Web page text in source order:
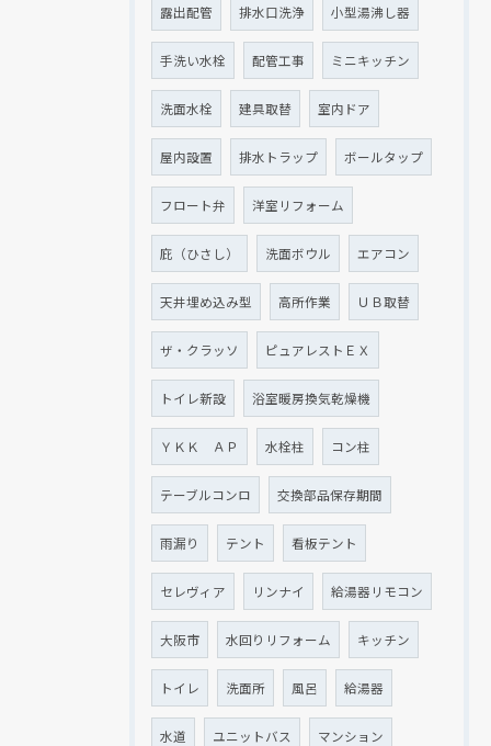
露出配管 排水口洗浄 小型湯沸し器
手洗い水栓 配管工事 ミニキッチン
洗面水栓 建具取替 室内ドア
屋内設置 排水トラップ ボールタップ
フロート弁 洋室リフォーム
庇（ひさし） 洗面ボウル エアコン
天井埋め込み型 高所作業 ＵＢ取替
ザ・クラッソ ピュアレストＥＸ
トイレ新設 浴室暖房換気乾燥機
ＹＫＫ ＡＰ 水栓柱 コン柱
テーブルコンロ 交換部品保存期間
雨漏り テント 看板テント
セレヴィア リンナイ 給湯器リモコン
大阪市 水回りリフォーム キッチン
トイレ 洗面所 風呂 給湯器
水道 ユニットバス マンション